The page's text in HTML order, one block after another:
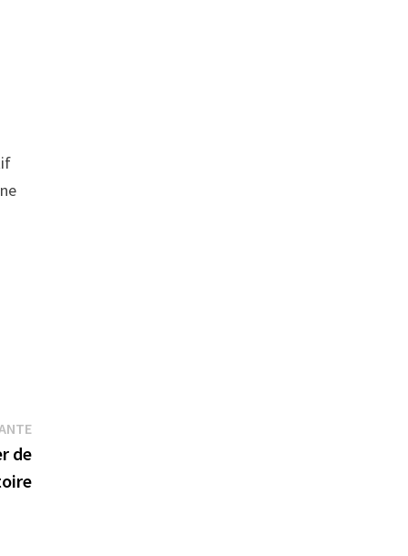
Publication
suivante :
de